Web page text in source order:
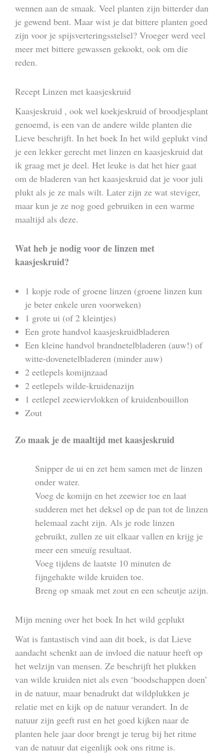
wennen aan de smaak. Veel planten zijn bitterder dan
je gewend bent. Maar wist je dat bittere planten goed
zijn voor je spijsverteringsstelsel? Vroeger werd veel
meer met bittere gewassen gekookt, ook om die
reden.
Recept Linzen met kaasjeskruid
Kaasjeskruid , ook wel koekjeskruid of broodjesplant
genoemd, is een van de andere wilde planten die
Lieve beschrijft. In het boek In het wild geplukt vind
je een lekker gerecht met linzen en kaasjeskruid dat
ik graag met je deel. Het leuke is dat het hier gaat
om de bladeren van het kaasjeskruid dat je voor juli
plukt als je ze mals wilt. Later zijn ze wat steviger,
maar kun je ze nog goed gebruiken in een warme
maaltijd als deze.
Wat heb je nodig voor de linzen met
kaasjeskruid?
1 kopje rode of groene linzen (groene linzen kun
je beter enkele uren voorweken)
1 grote ui (of 2 kleintjes)
Een grote handvol kaasjeskruidbladeren
Een kleine handvol brandnetelbladeren (auw!) of
witte-dovenetelbladeren (minder auw)
2 eetlepels komijnzaad
2 eetlepels wilde-kruidenazijn
1 eetlepel zeewiervlokken of kruidenbouillon
Zout
Zo maak je de maaltijd met kaasjeskruid
Snipper de ui en zet hem samen met de linzen
onder water.
Voeg de komijn en het zeewier toe en laat
sudderen met het deksel op de pan tot de linzen
helemaal zacht zijn. Als je rode linzen
gebruikt, zullen ze uit elkaar vallen en krijg je
meer een smeuïg resultaat.
Voeg tijdens de laatste 10 minuten de
fijngehakte wilde kruiden toe.
Breng op smaak met zout en een scheutje azijn.
Mijn mening over het boek In het wild geplukt
Wat is fantastisch vind aan dit boek, is dat Lieve
aandacht schenkt aan de invloed die natuur heeft op
het welzijn van mensen. Ze beschrijft het plukken
van wilde kruiden niet als even ‘boodschappen doen’
in de natuur, maar benadrukt dat wildplukken je
relatie met en kijk op de natuur verandert. In de
natuur zijn geeft rust en het goed kijken naar de
planten hele jaar door brengt je terug bij het ritme
van de natuur dat eigenlijk ook ons ritme is.